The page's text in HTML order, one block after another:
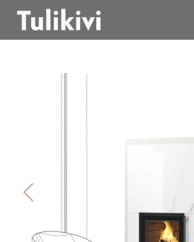
Previous